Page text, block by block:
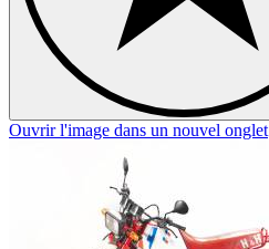
Ouvrir l'image dans un nouvel onglet